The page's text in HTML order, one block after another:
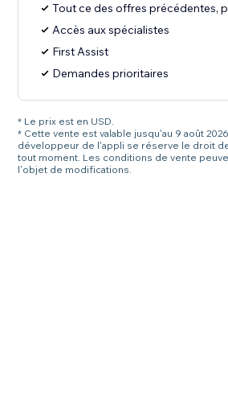
Tout ce des offres précédentes,
Accès aux spécialistes
First Assist
Demandes prioritaires
* Le prix est en USD.
* Cette vente est valable jusqu'au 9 août
développeur de l'appli se réserve le droit
tout moment. Les conditions de vente
l'objet de modifications.